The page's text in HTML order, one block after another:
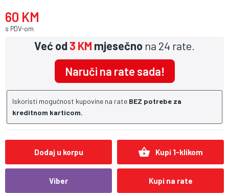
60 KM
s PDV-om
Već od3 KM mjesečno na 24 rate.
Naruči na rate sada!
Iskoristi mogućnost kupovine na rate BEZ potrebe za
kreditnom karticom.
Dodaj u korpu shopping_basket Kupi 1-klikom
Viber Kupi na rate